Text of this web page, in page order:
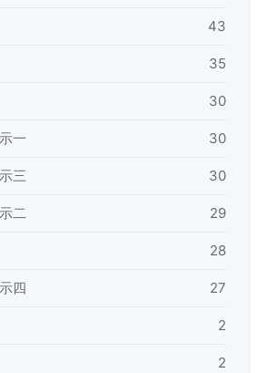
43
35
30
一 30
三 30
二 29
28
四 27
2
2